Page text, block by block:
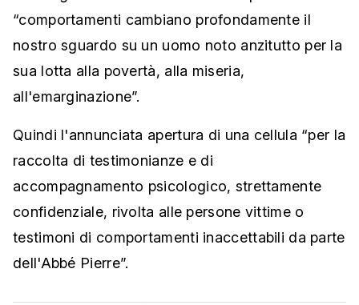
“comportamenti cambiano profondamente il
nostro sguardo su un uomo noto anzitutto per la
sua lotta alla povertà, alla miseria,
all'emarginazione”.
Quindi l'annunciata apertura di una cellula “per la
raccolta di testimonianze e di
accompagnamento psicologico, strettamente
confidenziale, rivolta alle persone vittime o
testimoni di comportamenti inaccettabili da parte
dell'Abbé Pierre”.